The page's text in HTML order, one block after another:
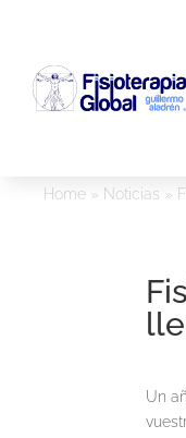
Home » Noticias »
Un